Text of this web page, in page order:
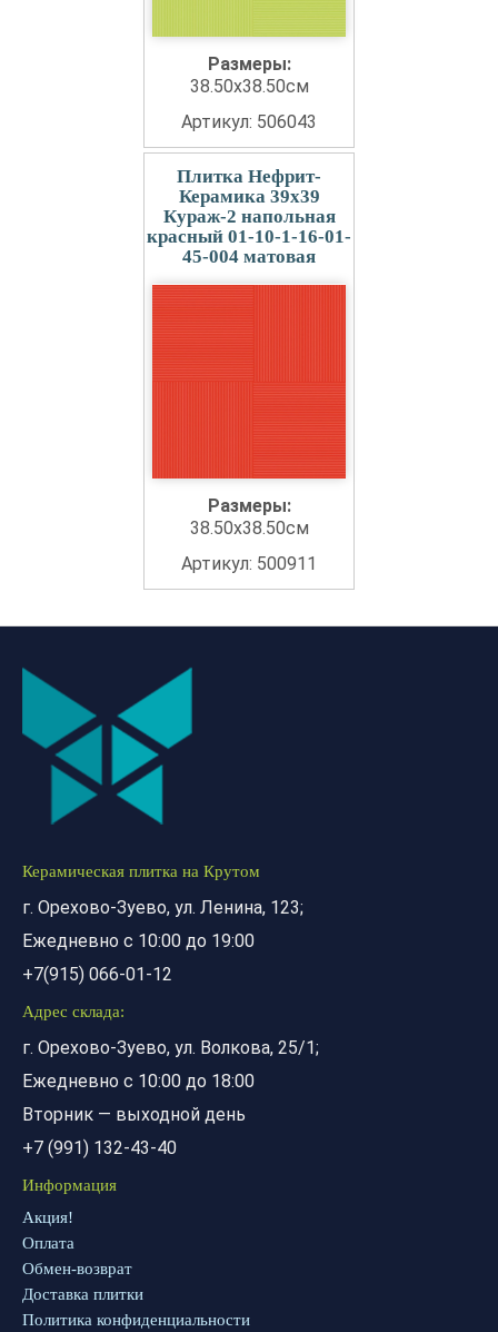
Размеры:
38.50x38.50см
Артикул: 506043
Плитка Нефрит-
Керамика 39x39
Кураж-2 напольная
красный 01-10-1-16-01-
45-004 матовая
Размеры:
38.50x38.50см
Артикул: 500911
Керамическая плитка на Крутом
г. Орехово-Зуево, ул. Ленина, 123;
Ежедневно с 10:00 до 19:00
+7(915) 066-01-12
Адрес склада:
г. Орехово-Зуево, ул. Волкова, 25/1;
Ежедневно с 10:00 до 18:00
Вторник — выходной день
+7 (991) 132-43-40
Информация
Акция!
Оплата
Обмен-возврат
Доставка плитки
Политика конфиденциальности